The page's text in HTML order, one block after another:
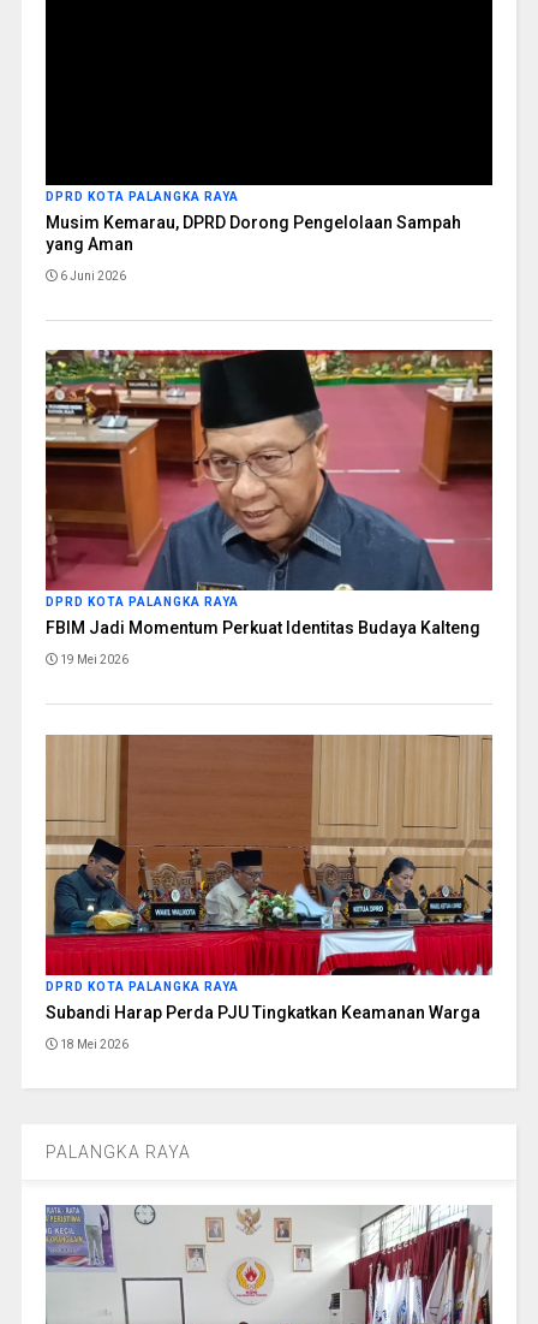
DPRD KOTA PALANGKA RAYA
Musim Kemarau, DPRD Dorong Pengelolaan Sampah
yang Aman
6 Juni 2026
DPRD KOTA PALANGKA RAYA
FBIM Jadi Momentum Perkuat Identitas Budaya Kalteng
19 Mei 2026
DPRD KOTA PALANGKA RAYA
Subandi Harap Perda PJU Tingkatkan Keamanan Warga
18 Mei 2026
PALANGKA RAYA